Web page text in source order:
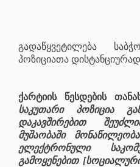
გადაწყვეტილება
პოზიციათა
ქარტიის წესდების
საკუთარი პოზიცია
დაკავშირებით
მუშაობაში
ელექტრონული
გამოყენებით